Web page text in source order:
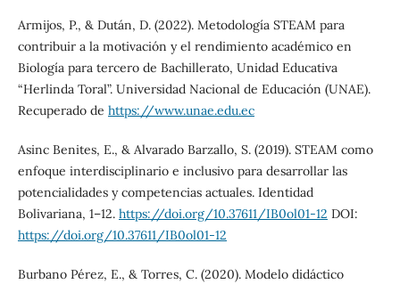
Armijos, P., & Dután, D. (2022). Metodología STEAM para
contribuir a la motivación y el rendimiento académico en
Biología para tercero de Bachillerato, Unidad Educativa
“Herlinda Toral”. Universidad Nacional de Educación (UNAE).
Recuperado de https://www.unae.edu.ec
Asinc Benites, E., & Alvarado Barzallo, S. (2019). STEAM como
enfoque interdisciplinario e inclusivo para desarrollar las
potencialidades y competencias actuales. Identidad
Bolivariana, 1–12. https://doi.org/10.37611/IB0ol01-12 DOI:
https://doi.org/10.37611/IB0ol01-12
Burbano Pérez, E., & Torres, C. (2020). Modelo didáctico